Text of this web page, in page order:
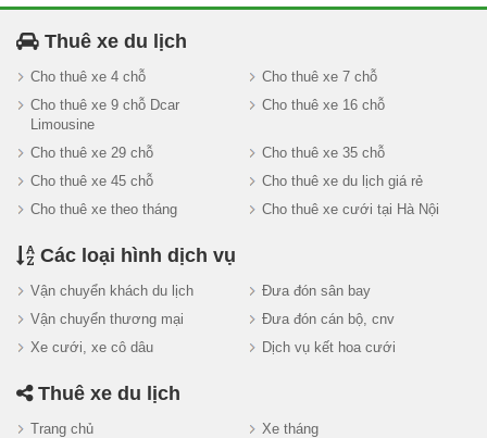
Thuê xe du lịch
Cho thuê xe 4 chỗ
Cho thuê xe 7 chỗ
Cho thuê xe 9 chỗ Dcar
Limousine
Cho thuê xe 16 chỗ
Cho thuê xe 29 chỗ
Cho thuê xe 35 chỗ
Cho thuê xe 45 chỗ
Cho thuê xe du lịch giá rẻ
Cho thuê xe theo tháng
Cho thuê xe cưới tại Hà Nội
Các loại hình dịch vụ
Vận chuyển khách du lịch
Đưa đón sân bay
Vận chuyển thương mại
Đưa đón cán bộ, cnv
Xe cưới, xe cô dâu
Dịch vụ kết hoa cưới
Thuê xe du lịch
Trang chủ
Xe tháng